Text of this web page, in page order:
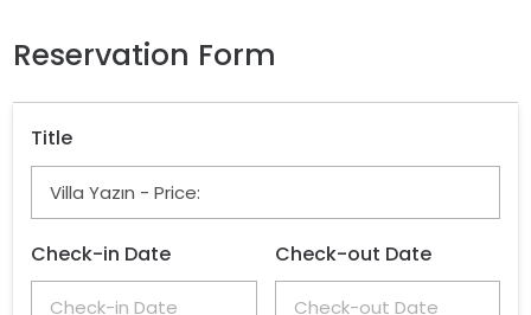
Reservation Form
Title
Check-in Date Check-out Date